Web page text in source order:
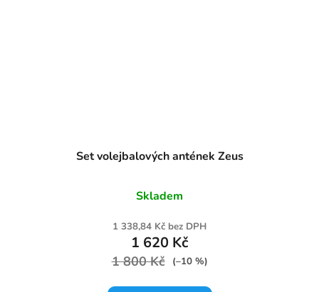
Set volejbalových antének Zeus
Skladem
1 338,84 Kč bez DPH
1 620 Kč
1 800 Kč (–10 %)